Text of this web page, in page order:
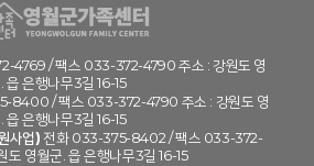
4769 / 팩스 033-372-4790 주소 : 강원도 영
읍 은행나무3길 16-15
8400 / 팩스 033-372-4790 주소 : 강원도 영
읍 은행나무3길 16-15
사업) 전화 033-375-8402 / 팩스 033-372-
도 영월군. 읍 은행나무3길 16-15